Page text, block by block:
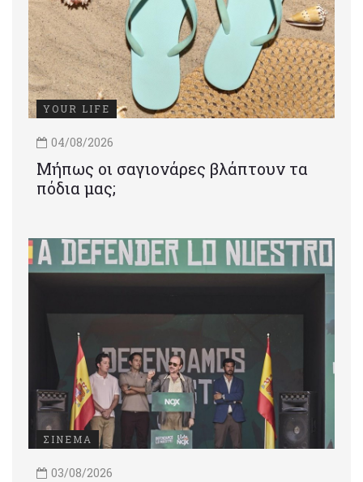
YOUR LIFE
04/08/2026
Μήπως οι σαγιονάρες βλάπτουν τα
πόδια μας;
ΣΙΝΕΜΑ
03/08/2026